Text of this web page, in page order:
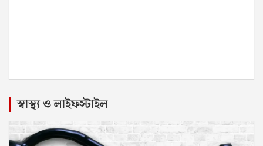
স্বাস্থ্য ও লাইফস্টাইল